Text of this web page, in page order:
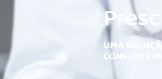
UMA
CONECTAR